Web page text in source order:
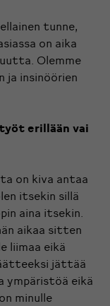
tunne,
on aika
Olemme
ja insinöörien
erillään vai
on kiva antaa
itsekin sillä
aina itsekin.
aikaa sitten
liimaa eikä
jättää
ympäristöä eikä
minulle